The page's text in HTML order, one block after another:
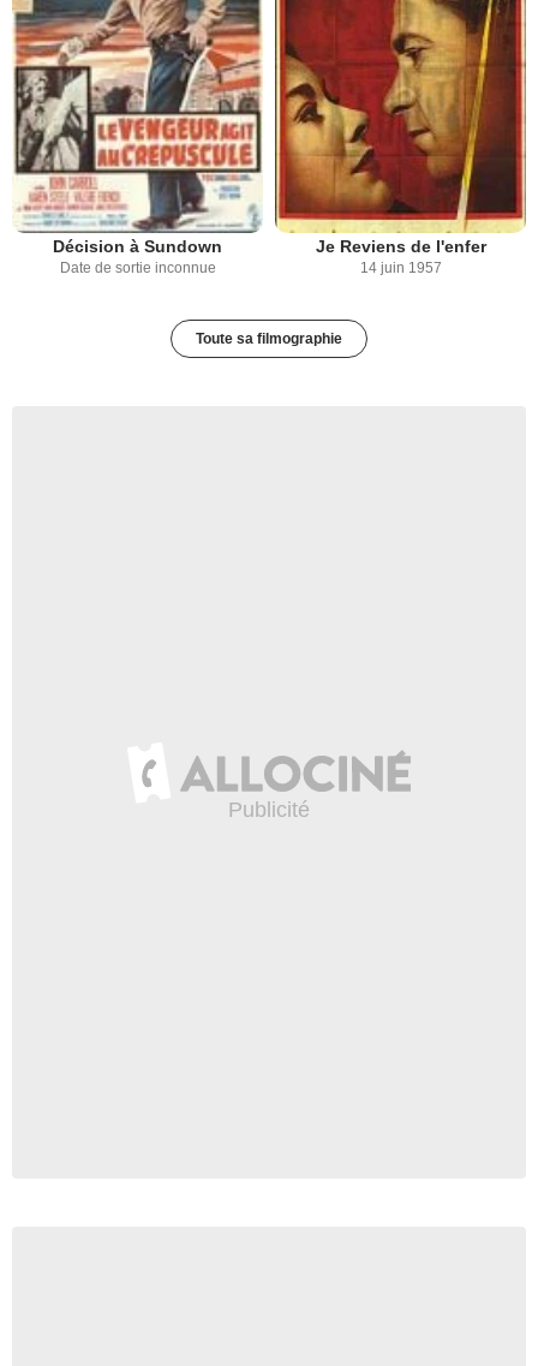
Décision à Sundown
Date de sortie inconnue
Je Reviens de l'enfer
14 juin 1957
Toute sa filmographie